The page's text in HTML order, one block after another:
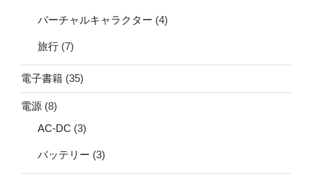
バーチャルキャラクター (4)
旅行 (7)
電子書籍 (35)
電源 (8)
AC-DC (3)
バッテリー (3)